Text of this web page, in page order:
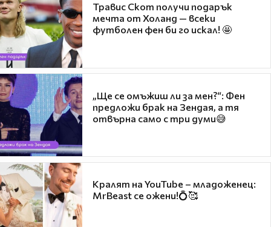
Травис Скот получи подарък
мечта от Холанд — всеки
футболен фен би го искал! 🤩
„Ще се омъжиш ли за мен?“: Фен
предложи брак на Зендая, а тя
отвърна само с три думи😅
Кралят на YouTube – младоженец:
MrBeast се ожени!💍🥰